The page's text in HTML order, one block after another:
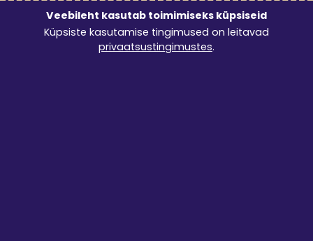
Ava tunnikalender
Veebileht kasutab toimimiseks küpsiseid
Küpsiste kasutamise tingimused on leitavad
privaatsustingimustes.